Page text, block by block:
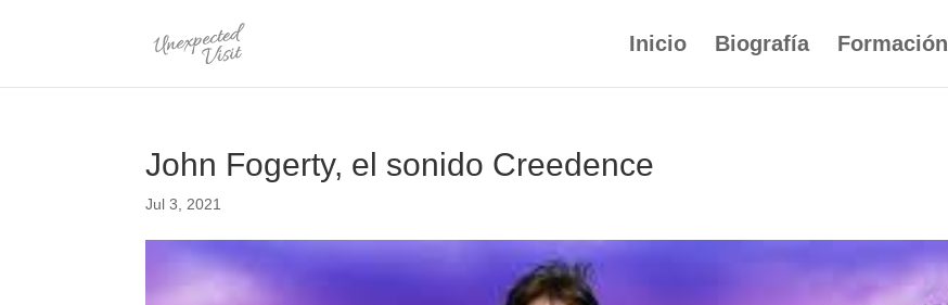
Inicio Biografía Formación
John Fogerty, el sonido Creedence
Jul 3, 2021